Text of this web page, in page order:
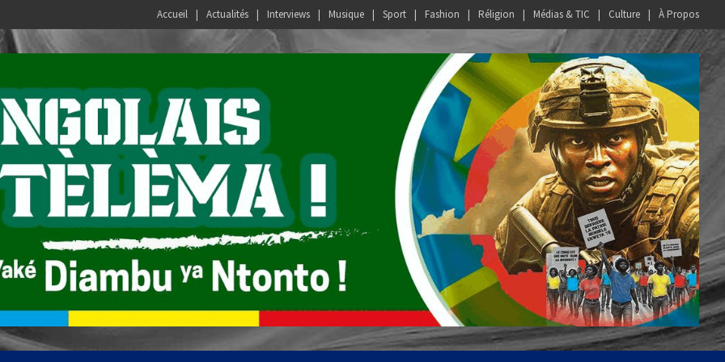
Accueil Actualités Interviews Musique Sport Fashion Réligion Médias & TIC Culture À Propos